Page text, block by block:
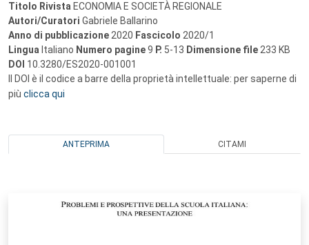
Titolo Rivista ECONOMIA E SOCIETÀ REGIONALE
Autori/Curatori Gabriele Ballarino
Anno di pubblicazione 2020 Fascicolo 2020/1
Lingua Italiano Numero pagine9 P. 5-13 Dimensione file 233 KB
DOI 10.3280/ES2020-001001
Il DOI è il codice a barre della proprietà intellettuale: per saperne di
più clicca qui
ANTEPRIMA CITAMI